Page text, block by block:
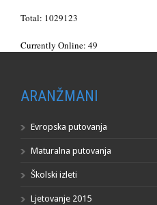
Total: 1029123
Currently Online: 49
ARANŽMANI
Evropska putovanja
Maturalna putovanja
Školski izleti
Ljetovanje 2015